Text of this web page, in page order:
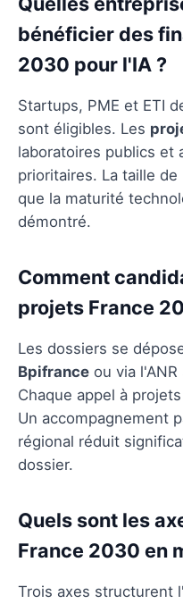
bénéficier des
2030 pour l'IA ?
Startups, PME et ETI
sont éligibles. Les
laboratoires publics et
prioritaires. La taille
que la maturité
démontré.
Comment
projets France
Les dossiers se
Bpifrance ou via
Chaque appel à
Un accompagnement
régional réduit
dossier.
Quels sont les
France 2030 en
Trois axes structurent